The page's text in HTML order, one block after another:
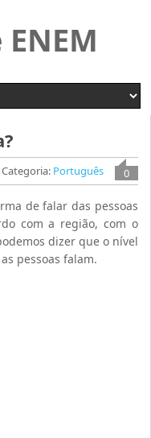
0
Categoria: Português
de falar das pessoas
com a região, com o
dizer que o nível
pessoas falam.